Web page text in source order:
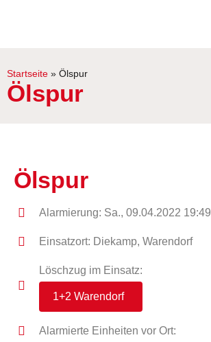
Startseite » Ölspur
Ölspur
Ölspur
Alarmierung: Sa., 09.04.2022 19:49
Einsatzort: Diekamp, Warendorf
Löschzug im Einsatz:
1+2 Warendorf
Alarmierte Einheiten vor Ort: